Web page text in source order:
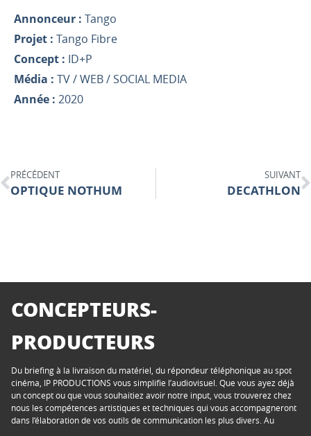
Annonceur : Tango
Projet : Tango Fibre
Concept : ID+P
Média : TV / WEB / SOCIAL MEDIA
Année : 2020
PRÉCÉDENT
OPTIQUE NOTHUM
SUIVANT
DECATHLON
CONCEPTEURS-
PRODUCTEURS
Du briefing à la livraison du matériel, du répondeur téléphonique au spot
cinéma, IP PRODUCTIONS vous simplifie l’audiovisuel. Que vous ayez déjà
un concept ou que vous souhaitiez avoir notre input, vous trouverez chez
nous les compétences artistiques et techniques qui vous accompagneront
dans l’élaboration de vos outils de communication les plus divers. Au